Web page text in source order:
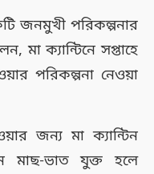
জনমুখী পরিকল্পনার
মা ক্যান্টিনে সপ্তাহে
পরিকল্পনা নেওয়া
জন্য মা ক্যান্টিন
মাছ-ভাত যুক্ত হলে